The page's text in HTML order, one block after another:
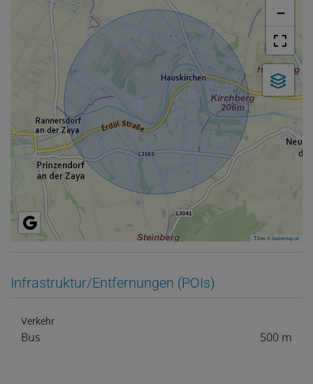
−
Tiles ©basemap.at
Infrastruktur/Entfernungen (POIs)
Verkehr
Bus 500 m